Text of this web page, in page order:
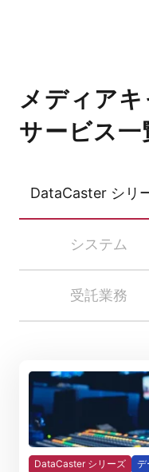
メディア
サービス一
DataCaster シリ
システム
受託業務
DataCaster シリーズ デ